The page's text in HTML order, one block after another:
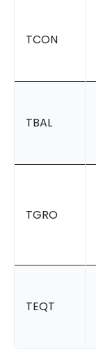
TCON
TBAL
TGRO
TEQT